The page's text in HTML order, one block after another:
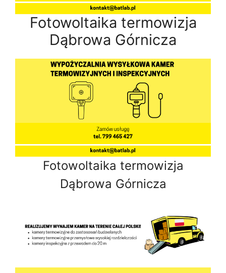
Fotowoltaika termowizja
Dąbrowa Górnicza
Fotowoltaika termowizja
Dąbrowa Górnicza